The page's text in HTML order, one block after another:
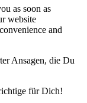
as soon as
website
and
Ansagen, die Du
für Dich!